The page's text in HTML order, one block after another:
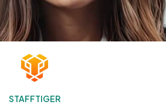
STAFFTIGER